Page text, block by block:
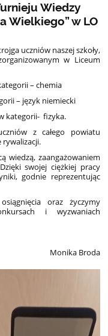
Wiedzy
Wielkiego” w LO
uczniów naszej szkoły,
w Liceum
– chemia
– język niemiecki
w kategorii- fizyka.
z całego powiatu
rywalizacji.
wiedzą, zaangażowaniem
swojej ciężkiej pracy
godnie reprezentując
oraz życzymy
i wyzwaniach
Monika Broda